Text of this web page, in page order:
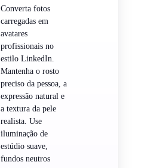
Converta fotos
carregadas em
avatares
profissionais no
estilo LinkedIn.
Mantenha o rosto
preciso da pessoa, a
expressão natural e
a textura da pele
realista. Use
iluminação de
estúdio suave,
fundos neutros